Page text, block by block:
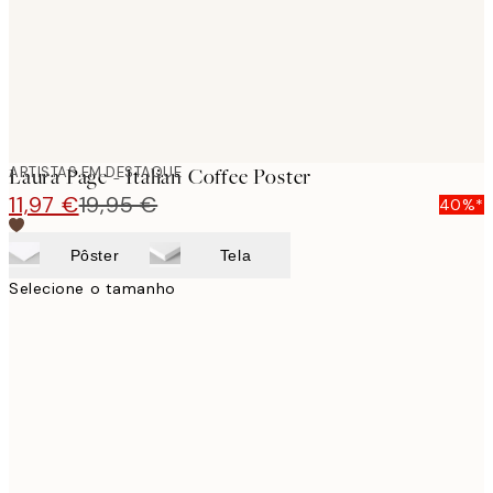
ARTISTAS EM DESTAQUE
Laura Page - Italian Coffee Poster
11,97 €19,95 € 40%*
Pôster Tela
Selecione o tamanho